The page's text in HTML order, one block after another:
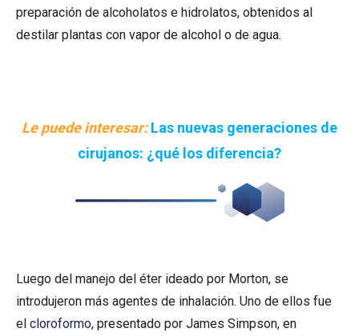
preparación de alcoholatos e hidrolatos, obtenidos al
destilar plantas con vapor de alcohol o de agua.
Le puede interesar:Las nuevas generaciones de
cirujanos: ¿qué los diferencia?
Luego del manejo del éter ideado por Morton, se
introdujeron más agentes de inhalación. Uno de ellos fue
el cloroformo, presentado por James Simpson, en